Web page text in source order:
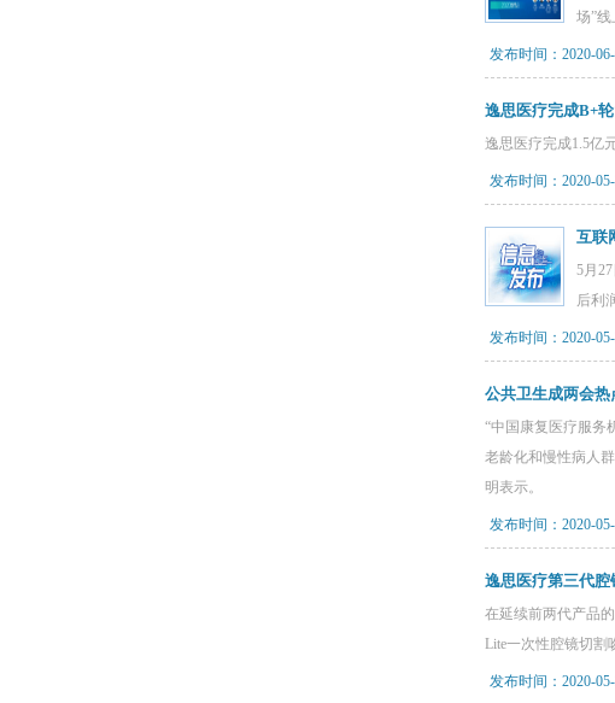
场”
发布时间：2020-
逸思医疗完成B+
逸思医疗完成1.5亿
发布时间：2020-
互联
5月
后利
发布时间：2020-
公共卫生成两会
“中国康复医疗服务
老龄化和慢性病人
明表示。
发布时间：2020-
逸思医疗第三代
在延续前两代产品
Lite一次性腔镜切割
发布时间：2020-